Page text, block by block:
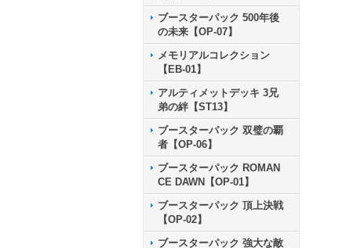
ブースターパック 500年後
の未来【OP-07】
メモリアルコレクション
【EB-01】
アルティメットデッキ 3兄
弟の絆【ST13】
ブースターパック 双璧の覇
者【OP-06】
ブースターパック ROMAN
CE DAWN【OP-01】
ブースターパック 頂上決戦
【OP-02】
ブースターパック 強大な敵